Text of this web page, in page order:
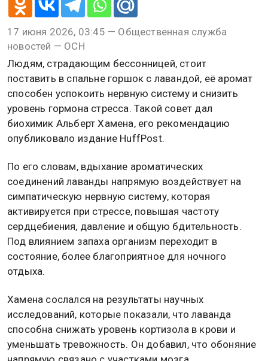
17 июня 2026, 03:45 — Общественная служба
новостей — ОСН
Людям, страдающим бессонницей, стоит
поставить в спальне горшок с лавандой, её аромат
способен успокоить нервную систему и снизить
уровень гормона стресса. Такой совет дал
биохимик Альберт Хамена, его рекомендацию
опубликовало издание HuffPost.
По его словам, вдыхание ароматических
соединений лаванды напрямую воздействует на
симпатическую нервную систему, которая
активируется при стрессе, повышая частоту
сердцебиения, давление и общую бдительность.
Под влиянием запаха организм переходит в
состояние, более благоприятное для ночного
отдыха.
Хамена сослался на результаты научных
исследований, которые показали, что лаванда
способна снижать уровень кортизола в крови и
уменьшать тревожность. Он добавил, что обоняние